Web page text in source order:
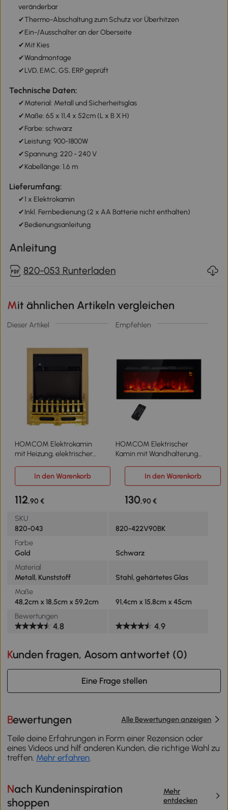
veränderbar
✔Thermo-Abschaltung zum Schutz vor Überhitzen
✔Ein-/Ausschalter an der Oberseite
✔Mit Kies
✔Wandmontage
✔LVD, EMC, GS, ERP geprüft
Technische Daten:
✔Material: Metall und Sicherheitsglas
✔Maße: 65 x 11,4 x 52cm (L x B X H)
✔Farbe: schwarz
✔Leistung: 900-1800W
✔Spannung: 220 - 240 V
✔Kabellänge: 1,6 m
Lieferumfang:
✔1 x Elektrokamin
✔Inkl. Fernbedienung (2 x AA Batterie nicht enthalten)
✔Bedienungsanleitung
Anleitung
820-053 Runterladen
Mit ähnlichen Artikeln vergleichen
Dieser Artikel Empfehlen
HOMCOM Elektrokamin
mit Heizung, elektrischer
Flammeneffekt,
1000/2000W Dekokamin,
Kaminofen, Gold
HOMCOM Elektrischer
Kamin mit Wandhalterung
künstliche Holzscheite und
Kristalle, 1800W Leistung,
In den Warenkorb In den Warenkorb
112,90 € 130,90 €
SKU
820-043
820-422V90BK
Farbe
Gold
Schwarz
Material
Metall, Kunststoff
Stahl, gehärtetes Glas
Maße
48,2cm x 18,5cm x 59,2cm
91,4cm x 15,8cm x 45cm
Bewertungen
4.8 4.9
Kunden fragen, Aosom antwortet (0)
Eine Frage stellen
Bewertungen Alle Bewertungen anzeigen
Teile deine Erfahrungen in Form einer Rezension oder
eines Videos und hilf anderen Kunden, die richtige Wahl zu
treffen. Mehr erfahren
Nach Kundeninspiration
shoppen
Mehr
entdecken